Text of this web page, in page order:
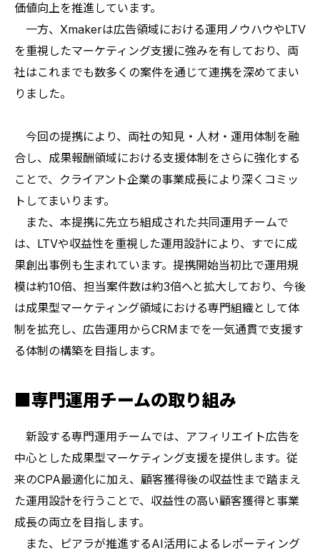
価値向上を推進しています。
一方、Xmakerは広告領域における運用ノウハウやLTV
を重視したマーケティング支援に強みを有しており、両
社はこれまでも数多くの案件を通じて連携を深めてまい
りました。
今回の提携により、両社の知見・人材・運用体制を融
合し、成果報酬領域における支援体制をさらに強化する
ことで、クライアント企業の事業成長により深くコミッ
トしてまいります。
また、本提携に先立ち組成された共同運用チームで
は、LTVや収益性を重視した運用設計により、すでに成
果創出事例も生まれています。提携開始当初比で運用規
模は約10倍、担当案件数は約3倍へと拡大しており、今後
は成果型マーケティング領域における専門組織として体
制を拡充し、広告運用からCRMまでを一気通貫で支援す
る体制の構築を目指します。
■専門運用チームの取り組み
新設する専門運用チームでは、アフィリエイト広告を
中心とした成果型マーケティング支援を提供します。従
来のCPA最適化に加え、顧客獲得後の収益性まで踏まえ
た運用設計を行うことで、収益性の高い顧客獲得と事業
成長の両立を目指します。
また、ピアラが推進するAI活用によるレポーティング